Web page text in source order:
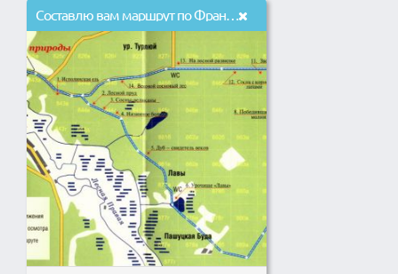
Составлю вам маршрут по Франции